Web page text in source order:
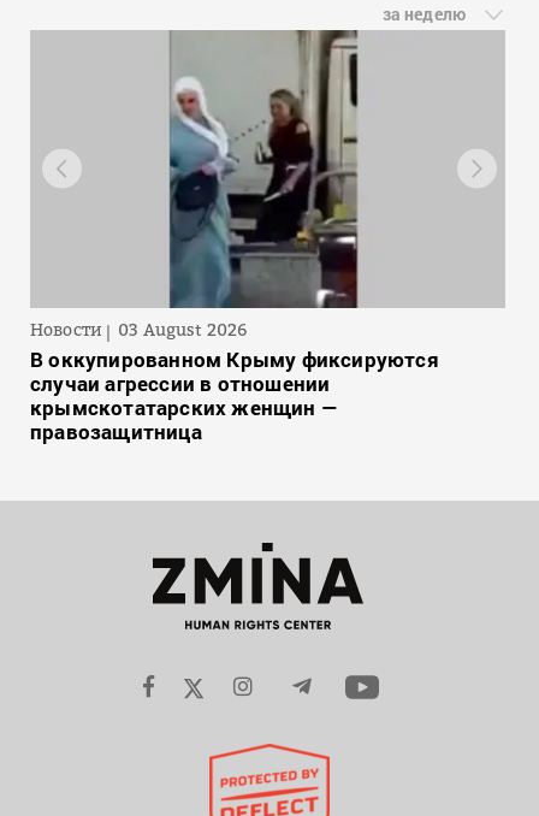
за неделю
Новости 03 August 2026
В оккупированном Крыму фиксируются
случаи агрессии в отношении
крымскотатарских женщин —
правозащитница